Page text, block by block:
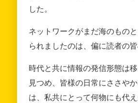
した。
ネットワークがまだ海のもの
られましたのは、偏に読者の
時代と共に情報の発信形態は
見つめ、皆様の日常にささや
は、私共にとって何物にも代